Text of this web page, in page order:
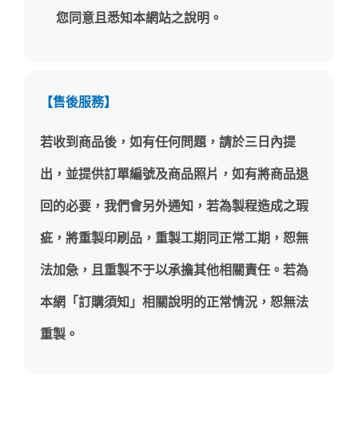
您同意且悉知本網站之說明。
【售後服務】
若收到商品後，如有任何問題，請於三日內提
出，並提供訂單編號及商品照片，如有將商品退
回的必要，我們會另外通知，若為製程造成之瑕
疵，將重製印刷品，重製工期同正常工期，恕無
法加急，且重製不于以承擔其他相關責任。若為
本網「訂購須知」相關說明的正常情況，恕無法
重製。